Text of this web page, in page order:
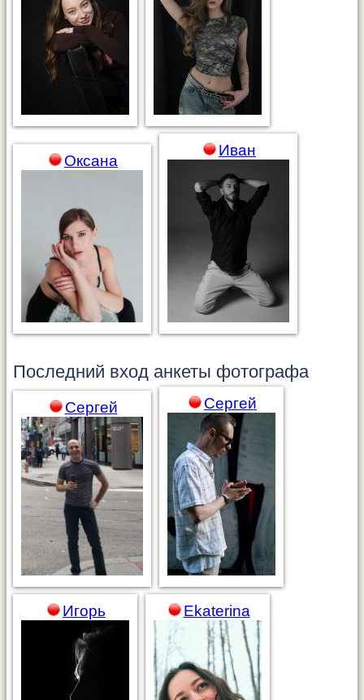
Оксана
Иван
Последний вход анкеты фотографа
Сергей Сергей
Игорь Ekaterina